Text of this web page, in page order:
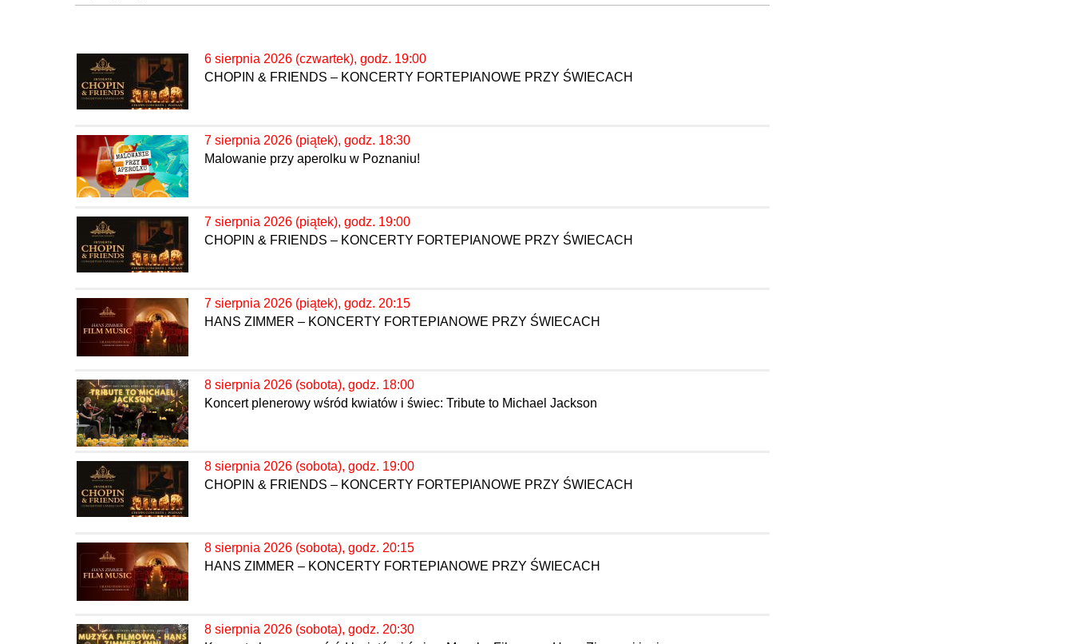
6 sierpnia 2026 (czwartek), godz. 19:00
CHOPIN & FRIENDS – KONCERTY FORTEPIANOWE PRZY ŚWIECACH
7 sierpnia 2026 (piątek), godz. 18:30
Malowanie przy aperolku w Poznaniu!
7 sierpnia 2026 (piątek), godz. 19:00
CHOPIN & FRIENDS – KONCERTY FORTEPIANOWE PRZY ŚWIECACH
7 sierpnia 2026 (piątek), godz. 20:15
HANS ZIMMER – KONCERTY FORTEPIANOWE PRZY ŚWIECACH
8 sierpnia 2026 (sobota), godz. 18:00
Koncert plenerowy wśród kwiatów i świec: Tribute to Michael Jackson
8 sierpnia 2026 (sobota), godz. 19:00
CHOPIN & FRIENDS – KONCERTY FORTEPIANOWE PRZY ŚWIECACH
8 sierpnia 2026 (sobota), godz. 20:15
HANS ZIMMER – KONCERTY FORTEPIANOWE PRZY ŚWIECACH
8 sierpnia 2026 (sobota), godz. 20:30